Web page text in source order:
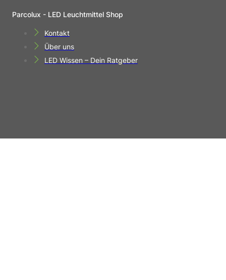
Parcolux - LED Leuchtmittel Shop
Kontakt
Über uns
LED Wissen – Dein Ratgeber